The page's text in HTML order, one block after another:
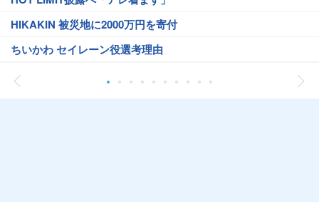
HIKAKIN 被災地に2000万円を寄付
ちいかわ セイレーン役選考理由